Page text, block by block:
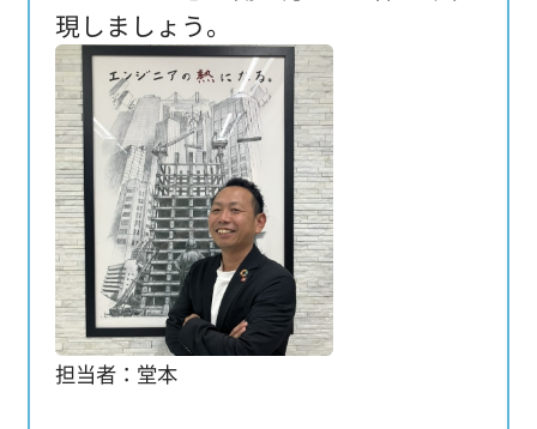
現しましょう。
担当者：堂本